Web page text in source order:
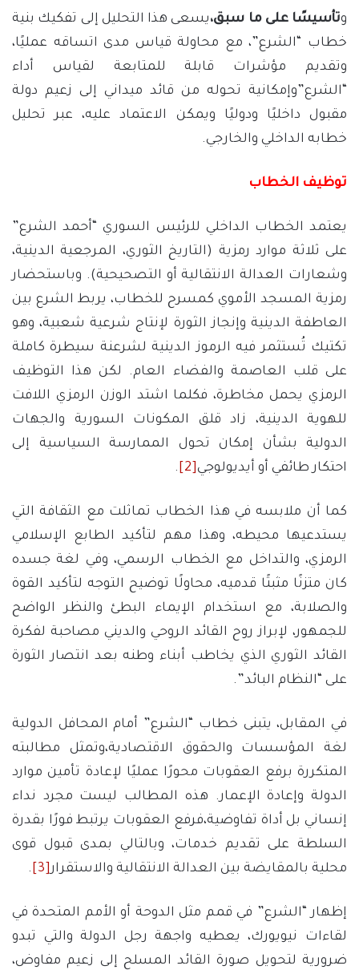
وتأسيسًا على ما سبق،يسعى هذا التحليل إلى تفكيك بنية
خطاب “الشرع”، مع محاولة قياس مدى اتساقه عمليًا،
وتقديم مؤشرات قابلة للمتابعة لقياس أداء
“الشرع”وإمكانية تحوله من قائد ميداني إلى زعيم دولة
مقبول داخليًا ودوليًا ويمكن الاعتماد عليه، عبر تحليل
خطابه الداخلي والخارجي.
توظيف الخطاب
يعتمد الخطاب الداخلي للرئيس السوري “أحمد الشرع”
على ثلاثة موارد رمزية (التاريخ الثوري، المرجعية الدينية،
وشعارات العدالة الانتقالية أو التصحيحية). وباستحضار
رمزية المسجد الأموي كمسرح للخطاب، يربط الشرع بين
العاطفة الدينية وإنجاز الثورة لإنتاج شرعية شعبية، وهو
تكتيك تُستثمر فيه الرموز الدينية لشرعنة سيطرة كاملة
على قلب العاصمة والفضاء العام. لكن هذا التوظيف
الرمزي يحمل مخاطرة، فكلما اشتد الوزن الرمزي اللافت
للهوية الدينية، زاد قلق المكونات السورية والجهات
الدولية بشأن إمكان تحول الممارسة السياسية إلى
احتكار طائفي أو أيديولوجي
.
كما أن ملابسه في هذا الخطاب تماثلت مع الثقافة التي
يستدعيها محيطه، وهذا مهم لتأكيد الطابع الإسلامي
الرمزي، والتداخل مع الخطاب الرسمي، وفي لغة جسده
كان متزنًا مثبتًا قدميه، محاولًا توضيح التوجه لتأكيد القوة
والصلابة، مع استخدام الإيماء البطئ والنظر الواضح
للجمهور، لإبراز روح القائد الروحي والديني مصاحبة لفكرة
القائد الثوري الذي يخاطب أبناء وطنه بعد انتصار الثورة
على “النظام البائد”.
في المقابل، يتبنى خطاب “الشرع” أمام المحافل الدولية
لغة المؤسسات والحقوق الاقتصادية،وتمثل مطالبته
المتكررة برفع العقوبات محورًا عمليًا لإعادة تأمين موارد
الدولة وإعادة الإعمار. هذه المطالب ليست مجرد نداء
إنساني بل أداة تفاوضية،فرفع العقوبات يرتبط فورًا بقدرة
السلطة على تقديم خدمات، وبالتالي بمدى قبول قوى
محلية بالمقايضة بين العدالة الانتقالية والاستقرار[3]
.
إظهار “الشرع” في قمم مثل الدوحة أو الأمم المتحدة في
لقاءات نيويورك، يعطيه واجهة رجل الدولة والتي تبدو
ضرورية لتحويل صورة القائد المسلح إلى زعيم مفاوض،